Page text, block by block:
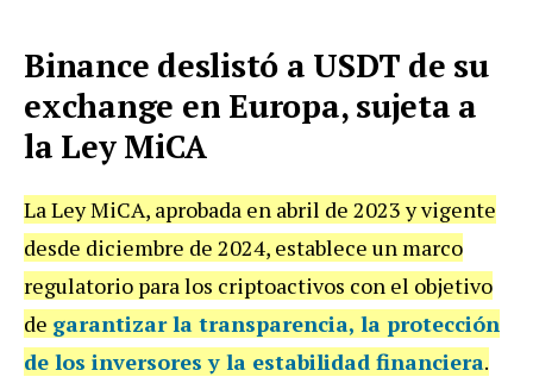
Binance deslistó a USDT de su
exchange en Europa, sujeta a
la Ley MiCA
La Ley MiCA, aprobada en abril de 2023 y vigente
desde diciembre de 2024, establece un marco
regulatorio para los criptoactivos con el objetivo
de garantizar la transparencia, la protección
de los inversores y la estabilidad financiera.